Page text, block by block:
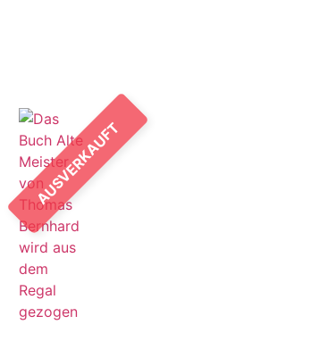
AUSVERKAUFT